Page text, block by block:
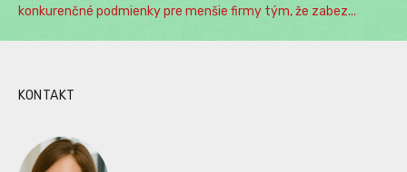
konkurenčné podmienky pre menšie firmy tým, že zabez...
KONTAKT